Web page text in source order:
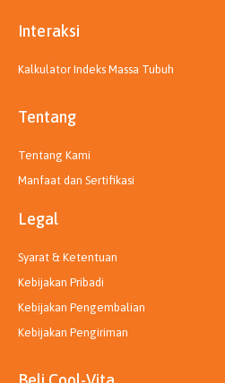
Interaksi
Kalkulator Indeks Massa Tubuh
Tentang
Tentang Kami
Manfaat dan Sertifikasi
Legal
Syarat & Ketentuan
Kebijakan Pribadi
Kebijakan Pengembalian
Kebijakan Pengiriman